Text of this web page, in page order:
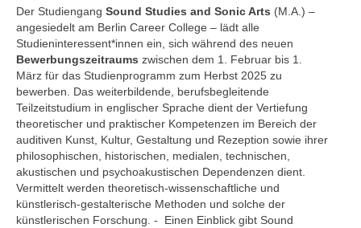
Der Studiengang Sound Studies and Sonic Arts (M.A.) –
angesiedelt am Berlin Career College – lädt alle
Studieninteressent*innen ein, sich während des neuen
Bewerbungszeitraums zwischen dem 1. Februar bis 1.
März für das Studienprogramm zum Herbst 2025 zu
bewerben. Das weiterbildende, berufsbegleitende
Teilzeitstudium in englischer Sprache dient der Vertiefung
theoretischer und praktischer Kompetenzen im Bereich der
auditiven Kunst, Kultur, Gestaltung und Rezeption sowie ihrer
philosophischen, historischen, medialen, technischen,
akustischen und psychoakustischen Dependenzen dient.
Vermittelt werden theoretisch-wissenschaftliche und
künstlerisch-gestalterische Methoden und solche der
künstlerischen Forschung. - Einen Einblick gibt Sound